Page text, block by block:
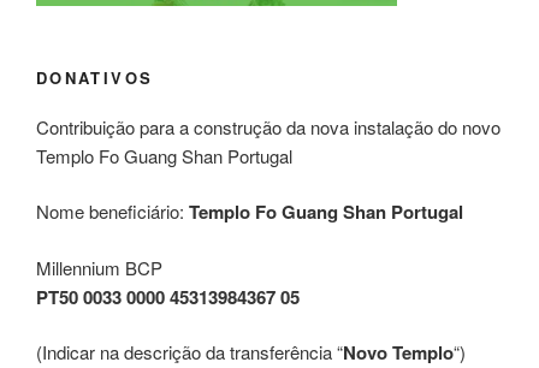
DONATIVOS
Contribuição para a construção da nova instalação do novo
Templo Fo Guang Shan Portugal
Nome beneficiário: Templo Fo Guang Shan Portugal
Millennium BCP
PT50 0033 0000 45313984367 05
(Indicar na descrição da transferência “Novo Templo“)